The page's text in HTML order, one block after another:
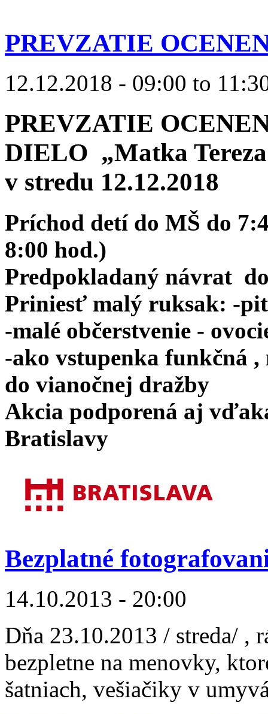
PREVZATIE
12.12.2018 - 09:00 to
PREVZATIE
DIELO „Matka
v stredu 12.12.2018
Príchod detí do MŠ do
8:00 hod.)
Predpokladaný návrat
Priniesť malý ruksak: -
-malé občerstvenie -
-ako vstupenka funkčná ,
do vianočnej dražby
Akcia podporená aj
Bratislavy
Bezplatné
14.10.2013 - 20:00
Dňa 23.10.2013 / streda/ ,
bezpletne na menovky,
šatniach, vešiačiky v